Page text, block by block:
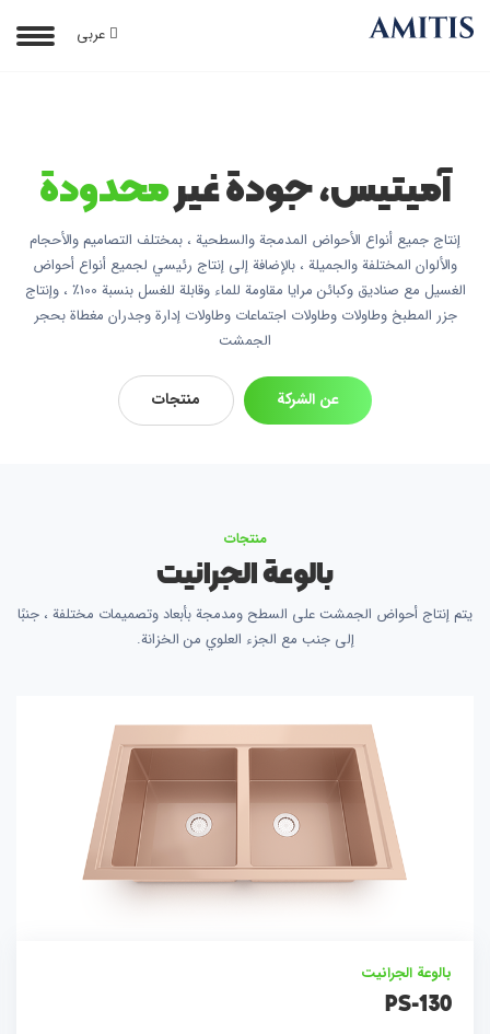
عربی
آمیتیس، جودة غيرمحدودة
إنتاج جميع أنواع الأحواض المدمجة والسطحية ، بمختلف التصاميم والأحجام
والألوان المختلفة والجميلة ، بالإضافة إلى إنتاج رئيسي لجميع أنواع أحواض
الغسيل مع صناديق وكبائن مرايا مقاومة للماء وقابلة للغسل بنسبة 100٪ ، وإنتاج
جزر المطبخ وطاولات وطاولات اجتماعات وطاولات إدارة وجدران مغطاة بحجر
الجمشت
عن الشركة منتجات
منتجات
بالوعة الجرانيت
يتم إنتاج أحواض الجمشت على السطح ومدمجة بأبعاد وتصميمات مختلفة ، جنبًا
إلى جنب مع الجزء العلوي من الخزانة.
بالوعة الجرانيت
PS-130